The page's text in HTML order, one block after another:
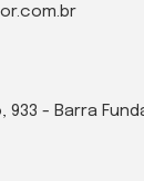
933 - Barra